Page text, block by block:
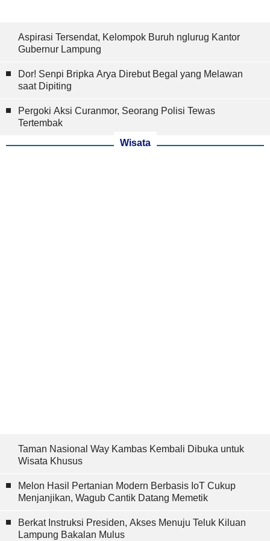
Aspirasi Tersendat, Kelompok Buruh nglurug Kantor
Gubernur Lampung
Dor! Senpi Bripka Arya Direbut Begal yang Melawan
saat Dipiting
Pergoki Aksi Curanmor, Seorang Polisi Tewas
Tertembak
Wisata
Taman Nasional Way Kambas Kembali Dibuka untuk
Wisata Khusus
Melon Hasil Pertanian Modern Berbasis IoT Cukup
Menjanjikan, Wagub Cantik Datang Memetik
Berkat Instruksi Presiden, Akses Menuju Teluk Kiluan
Lampung Bakalan Mulus